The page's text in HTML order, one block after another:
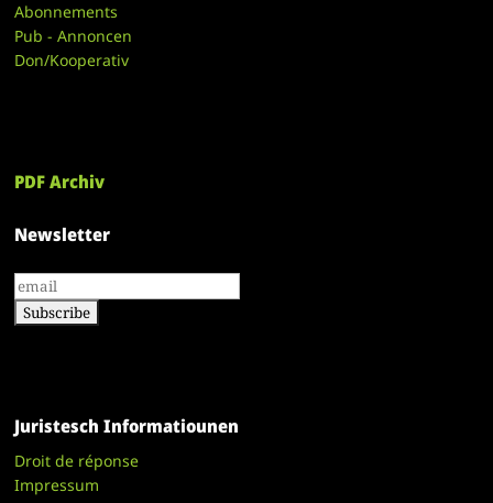
Abonnements
Pub - Annoncen
Don/Kooperativ
PDF Archiv
Newsletter
Juristesch Informatiounen
Droit de réponse
Impressum